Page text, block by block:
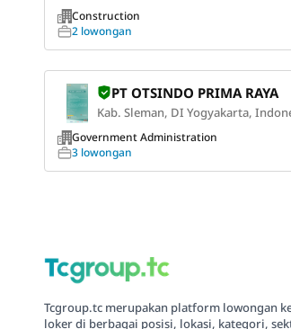
Construction
2 lowongan
PT OTSINDO PRIMA RAYA
Kab. Sleman, DI Yogyakarta,
Government Administration
3 lowongan
Tcgroup.tc merupakan platform lowongan
loker di berbagai posisi, lokasi, kategori,